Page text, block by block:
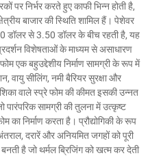
पर निर्भर करते हुए काफी भिन्न होती है,
बाजार की स्थिति शामिल हैं। पेशेवर
डॉलर से 3.50 डॉलर के बीच रहती है, यह
विशेषताओं के माध्यम से असाधारण
एक बहुउद्देशीय निर्माण सामग्री के रूप में
वायु सीलिंग, नमी बैरियर सुरक्षा और
वाले स्प्रे फोम की कीमत इसकी उन्नत
पारंपरिक सामग्री की तुलना में उत्कृष्ट
निर्माण करता है। प्रौद्योगिकी के रूप
दरारें और अनियमित जगहों को पूरी
है जो थर्मल ब्रिजिंग को खत्म कर देती